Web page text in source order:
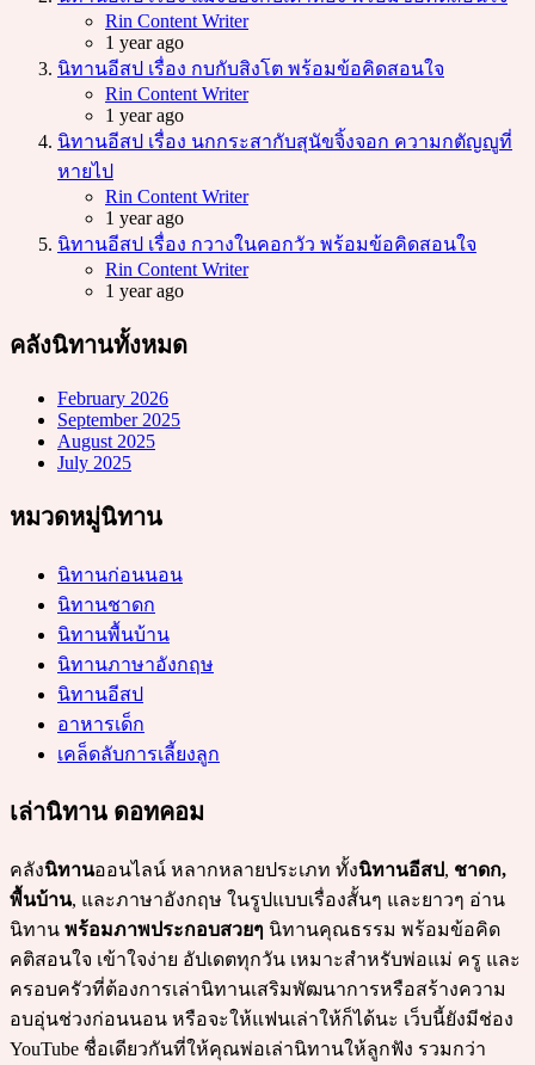
Posted
Rin Content Writer
1 year ago
นิทานอีสป เรื่อง กบกับสิงโต พร้อมข้อคิดสอนใจ
Posted
Rin Content Writer
1 year ago
นิทานอีสป เรื่อง นกกระสากับสุนัขจิ้งจอก ความกตัญญูที่
หายไป
Posted
Rin Content Writer
1 year ago
นิทานอีสป เรื่อง กวางในคอกวัว พร้อมข้อคิดสอนใจ
Posted
Rin Content Writer
1 year ago
คลังนิทานทั้งหมด
February 2026
September 2025
August 2025
July 2025
หมวดหมู่นิทาน
นิทานก่อนนอน
นิทานชาดก
นิทานพื้นบ้าน
นิทานภาษาอังกฤษ
นิทานอีสป
อาหารเด็ก
เคล็ดลับการเลี้ยงลูก
เล่านิทาน ดอทคอม
คลังนิทานออนไลน์ หลากหลายประเภท ทั้งนิทานอีสป, ชาดก,
พื้นบ้าน, และภาษาอังกฤษ ในรูปแบบเรื่องสั้นๆ และยาวๆ อ่าน
นิทาน พร้อมภาพประกอบสวยๆ นิทานคุณธรรม พร้อมข้อคิด
คติสอนใจ เข้าใจง่าย อัปเดตทุกวัน เหมาะสำหรับพ่อแม่ ครู และ
ครอบครัวที่ต้องการเล่านิทานเสริมพัฒนาการหรือสร้างความ
อบอุ่นช่วงก่อนนอน หรือจะให้แฟนเล่าให้ก็ได้นะ เว็บนี้ยังมีช่อง
YouTube ชื่อเดียวกันที่ให้คุณพ่อเล่านิทานให้ลูกฟัง รวมกว่า